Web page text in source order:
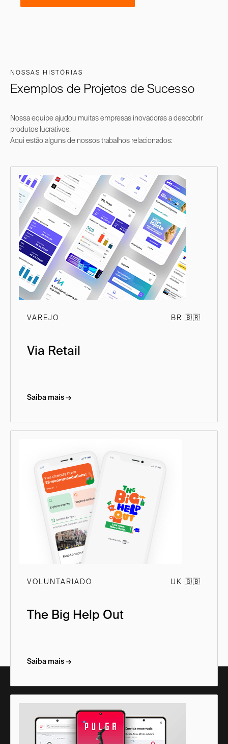
NOSSAS HISTÓRIAS
Exemplos de Projetos de Sucesso
Nossa equipe ajudou muitas empresas inovadoras a descobrir
produtos lucrativos.
Aqui estão alguns de nossos trabalhos relacionados:
VAREJO BR 🇧🇷
Via Retail
Saiba mais →
VOLUNTARIADO UK 🇬🇧
The Big Help Out
Saiba mais →